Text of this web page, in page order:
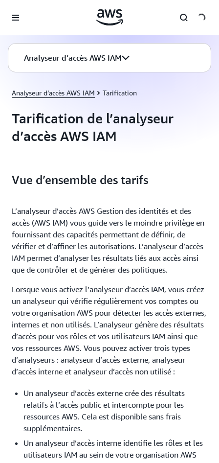
Analyseur d’accès AWS IAM
Analyseur d’accès AWS IAM Tarification
Tarification de l’analyseur
d’accès AWS IAM
Vue d’ensemble des tarifs
L’analyseur d’accès AWS Gestion des identités et des
accès (AWS IAM) vous guide vers le moindre privilège en
fournissant des capacités permettant de définir, de
vérifier et d’affiner les autorisations. L’analyseur d’accès
IAM permet d’analyser les résultats liés aux accès ainsi
que de contrôler et de générer des politiques.
Lorsque vous activez l’analyseur d’accès IAM, vous créez
un analyseur qui vérifie régulièrement vos comptes ou
votre organisation AWS pour détecter les accès externes,
internes et non utilisés. L’analyseur génère des résultats
d’accès pour vos rôles et vos utilisateurs IAM ainsi que
vos ressources AWS. Vous pouvez activer trois types
d’analyseurs : analyseur d’accès externe, analyseur
d’accès interne et analyseur d’accès non utilisé :
Un analyseur d’accès externe crée des résultats
relatifs à l’accès public et intercompte pour les
ressources AWS. Cela est disponible sans frais
supplémentaires.
Un analyseur d’accès interne identifie les rôles et les
utilisateurs IAM au sein de votre organisation AWS